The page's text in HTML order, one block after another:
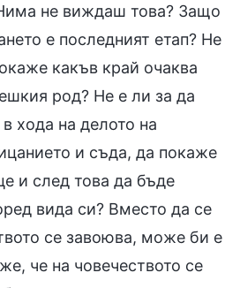
не виждаш това? Защо
е последният етап? Не
какъв край очаква
род? Не е ли за да
хода на делото на
и съда, да покаже
и след това да бъде
вида си? Вместо да се
се завоюва, може би е
че на човечеството се